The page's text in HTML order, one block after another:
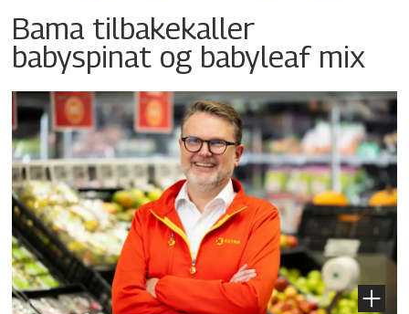
Bama tilbakekaller
babyspinat og babyleaf mix